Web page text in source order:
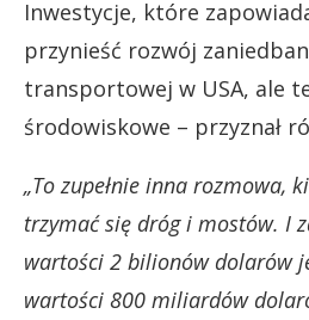
Inwestycje, które
przynieść rozwój
transportowej w USA, ale
środowiskowe – przyznał
„To zupełnie inna rozmowa,
trzymać się dróg i mostów. I
wartości 2 bilionów dolarów
wartości 800 miliardów